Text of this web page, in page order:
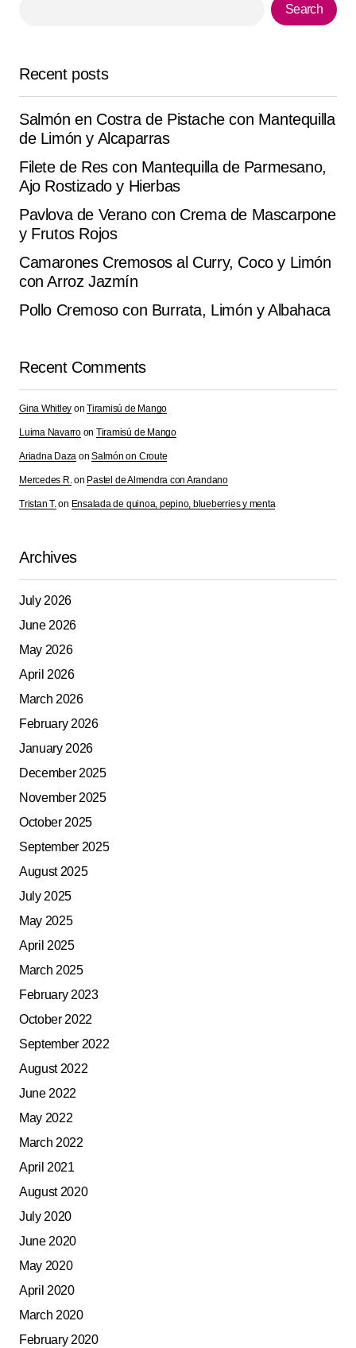
Save my name, email, and website in this browser for
the next time I comment.
Submit Comment
Search
Recent posts
Salmón en Costra de Pistache con Mantequilla
de Limón y Alcaparras
Filete de Res con Mantequilla de Parmesano,
Ajo Rostizado y Hierbas
Pavlova de Verano con Crema de Mascarpone
y Frutos Rojos
Camarones Cremosos al Curry, Coco y Limón
con Arroz Jazmín
Pollo Cremoso con Burrata, Limón y Albahaca
Recent Comments
Gina Whitley onTiramisú de Mango
Luima Navarroon Tiramisú de Mango
Ariadna Daza onSalmón on Croute
Mercedes R.on Pastel de Almendra con Arandano
Tristan T.on Ensalada de quinoa, pepino, blueberries y menta
Archives
July 2026
June 2026
May 2026
April 2026
March 2026
February 2026
January 2026
December 2025
November 2025
October 2025
September 2025
August 2025
July 2025
May 2025
April 2025
March 2025
February 2023
October 2022
September 2022
August 2022
June 2022
May 2022
March 2022
April 2021
August 2020
July 2020
June 2020
May 2020
April 2020
March 2020
February 2020